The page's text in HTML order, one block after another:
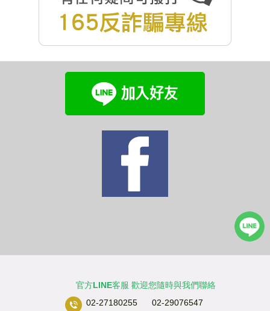
官方LINE客服 歡迎您隨時與我們聯絡
02-27180255 02-29076547